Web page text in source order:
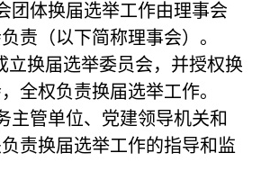
团体换届选举工作由理事会
责（以下简称理事会）。
立换届选举委员会，并授权换
全权负责换届选举工作。
主管单位、党建领导机关和
责换届选举工作的指导和监